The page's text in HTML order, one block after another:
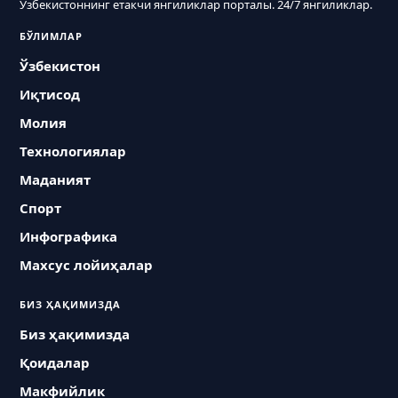
Ўзбекистоннинг етакчи янгиликлар порталы. 24/7 янгиликлар.
БЎЛИМЛАР
Ўзбекистон
Иқтисод
Молия
Технологиялар
Маданият
Спорт
Инфографика
Махсус лойиҳалар
БИЗ ҲАҚИМИЗДА
Биз ҳақимизда
Қоидалар
Макфийлик